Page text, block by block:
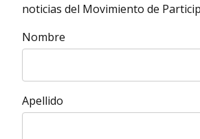
noticias del Movimiento de
Nombre
Apellido